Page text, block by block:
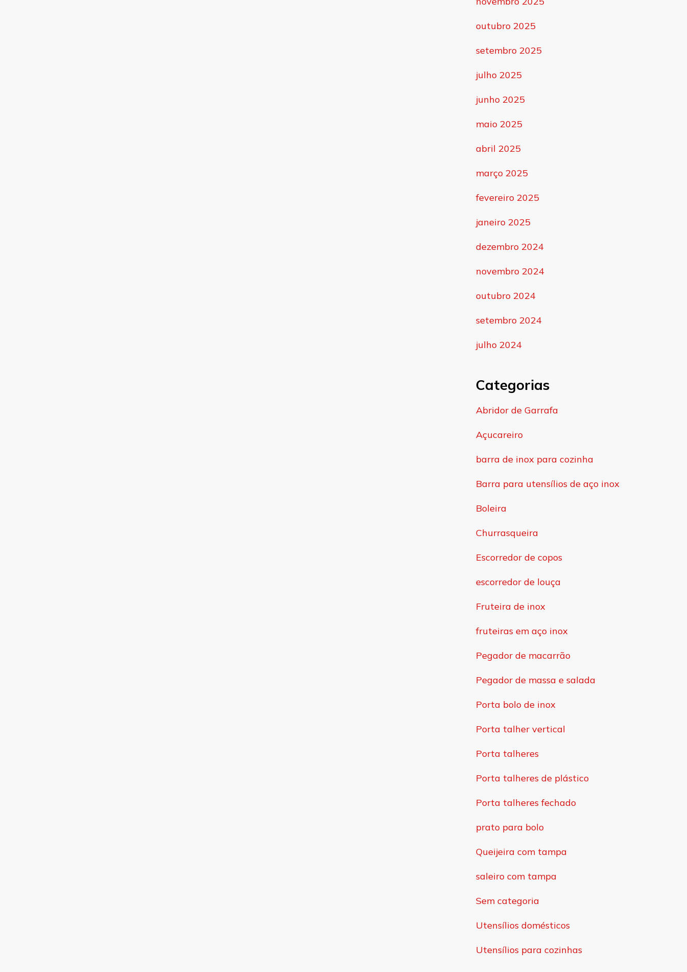
outubro 2025
setembro 2025
julho 2025
junho 2025
maio 2025
abril 2025
março 2025
fevereiro 2025
janeiro 2025
dezembro 2024
novembro 2024
outubro 2024
setembro 2024
julho 2024
Categorias
Abridor de Garrafa
Açucareiro
barra de inox para cozinha
Barra para utensílios de aço inox
Boleira
Churrasqueira
Escorredor de copos
escorredor de louça
Fruteira de inox
fruteiras em aço inox
Pegador de macarrão
Pegador de massa e salada
Porta bolo de inox
Porta talher vertical
Porta talheres
Porta talheres de plástico
Porta talheres fechado
prato para bolo
Queijeira com tampa
saleiro com tampa
Sem categoria
Utensílios domésticos
Utensílios para cozinhas